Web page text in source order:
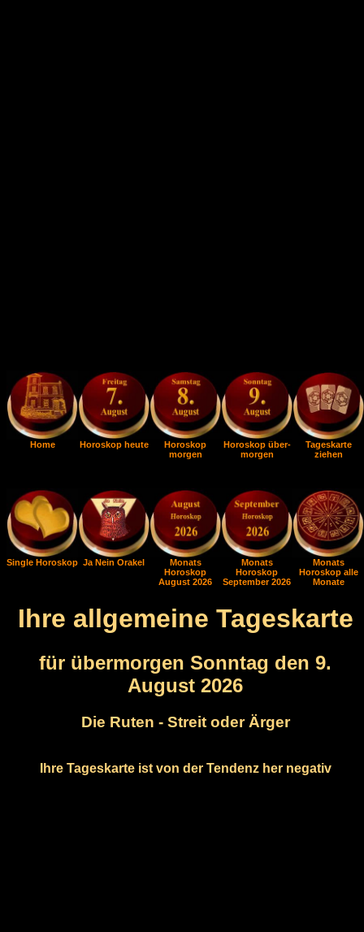
Home Horoskop heute
Horoskop
morgen
Horoskop über-
morgen
Tageskarte
ziehen
Single Horoskop Ja Nein Orakel
Monats
Horoskop
August 2026
Monats
Horoskop
September 2026
Monats
Horoskop alle
Monate
Ihre allgemeine Tageskarte
für übermorgen Sonntag den 9.
August 2026
Die Ruten - Streit oder Ärger
Ihre Tageskarte ist von der Tendenz her negativ